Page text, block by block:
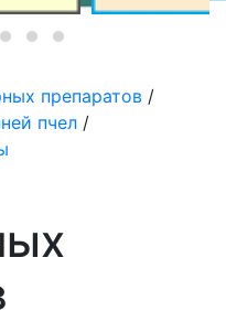
препаратов /
пчел /